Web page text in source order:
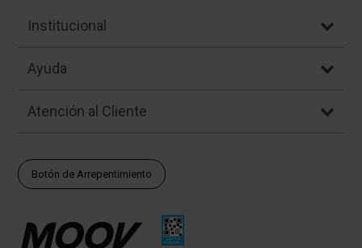
Institucional
Ayuda
Atención al Cliente
Botón de Arrepentimiento